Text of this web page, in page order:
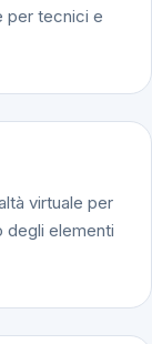
per tecnici e
virtuale per
degli elementi